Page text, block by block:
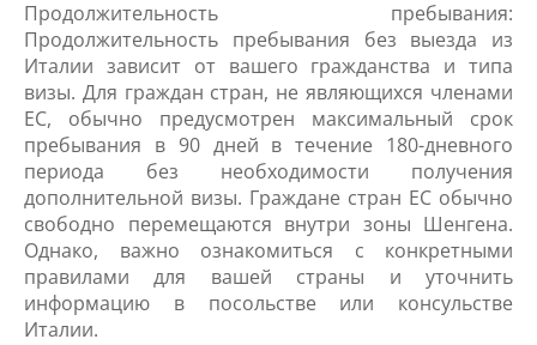
Продолжительность пребывания:
Продолжительность пребывания без выезда из
Италии зависит от вашего гражданства и типа
визы. Для граждан стран, не являющихся членами
ЕС, обычно предусмотрен максимальный срок
пребывания в 90 дней в течение 180-дневного
периода без необходимости получения
дополнительной визы. Граждане стран ЕС обычно
свободно перемещаются внутри зоны Шенгена.
Однако, важно ознакомиться с конкретными
правилами для вашей страны и уточнить
информацию в посольстве или консульстве
Италии.